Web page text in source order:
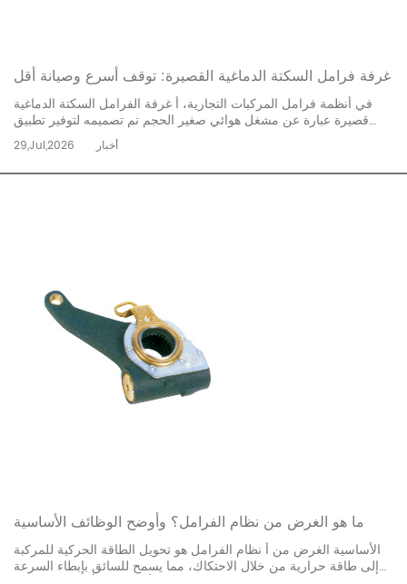
غرفة فرامل السكتة الدماغية القصيرة: توقف أسرع وصيانة أقل
في أنظمة فرامل المركبات التجارية، أ غرفة الفرامل السكتة الدماغية
قصيرة عبارة عن مشغل هوائي صغير الحجم تم تصميمه لتوفير تطبيق
سريع للفرامل مع تقليل انتقال قضيب الدفع مقارنة بغرف الشوط
القياسية. يعالج هذا التصميم بشكل مباشر الطلب على أوقات استجابة
أسرع وتحسين هوامش السلامة في الشاحنات...إقرأ المزيد
29,Jul,2026 أخبار
ما هو الغرض من نظام الفرامل؟ وأوضح الوظائف الأساسية
الأساسية الغرض من أ نظام الفرامل هو تحويل الطاقة الحركية للمركبة
إلى طاقة حرارية من خلال الاحتكاك، مما يسمح للسائق بإبطاء السرعة